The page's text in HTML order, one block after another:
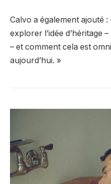
Calvo a également ajouté
explorer l’idée d’héritage
– et comment cela est
aujourd’hui. »